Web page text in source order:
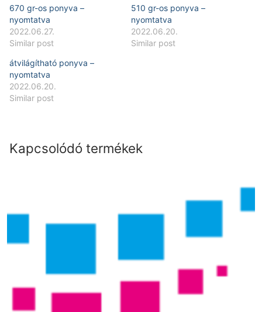
670 gr-os ponyva –
nyomtatva
2022.06.27.
Similar post
510 gr-os ponyva –
nyomtatva
2022.06.20.
Similar post
átvilágítható ponyva –
nyomtatva
2022.06.20.
Similar post
Kapcsolódó termékek